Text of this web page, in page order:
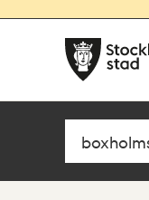
navigationen
huvudinnehållet
Sök